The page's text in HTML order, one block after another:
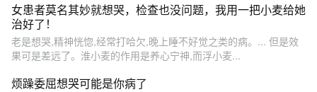
女患者莫名其妙就想哭，检查也没问题，我用一把小麦给她
治好了！
老是想哭,精神恍惚,经常打哈欠,晚上睡不好觉之类的病。... 但是效
果可是差远了。淮小麦的作用是养心宁神,而浮小麦...
烦躁委屈想哭可能是你病了